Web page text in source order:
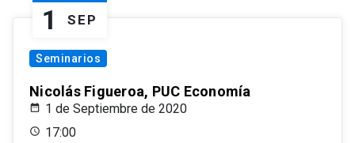
1 SEP
Seminarios
Nicolás Figueroa, PUC Economía
1 de Septiembre de 2020
17:00